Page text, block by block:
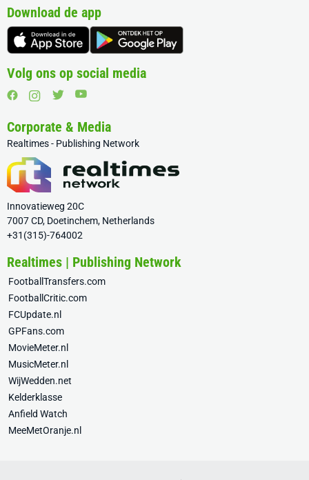
Download de app
Volg ons op social media
Corporate & Media
Realtimes - Publishing Network
Innovatieweg 20C
7007 CD, Doetinchem, Netherlands
+31(315)-764002
Realtimes | Publishing Network
FootballTransfers.com
FootballCritic.com
FCUpdate.nl
GPFans.com
MovieMeter.nl
MusicMeter.nl
WijWedden.net
Kelderklasse
Anfield Watch
MeeMetOranje.nl